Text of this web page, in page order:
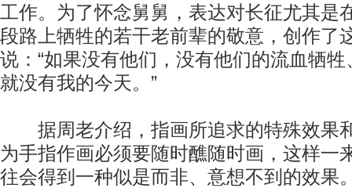
工作。为了怀念舅舅，表达对长征尤其是
段路上牺牲的若干老前辈的敬意，创作了
说：“如果没有他们，没有他们的流血牺
就没有我的今天。”
据周老介绍，指画所追求的特殊效果
为手指作画必须要随时醮随时画，这样一
往会得到一种似是而非、意想不到的效果